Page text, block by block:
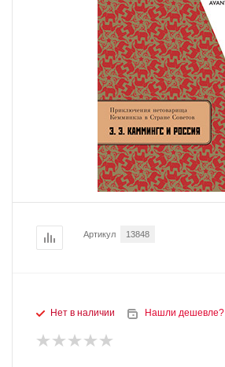
Артикул 13848
Нет в наличии Нашли дешевле?